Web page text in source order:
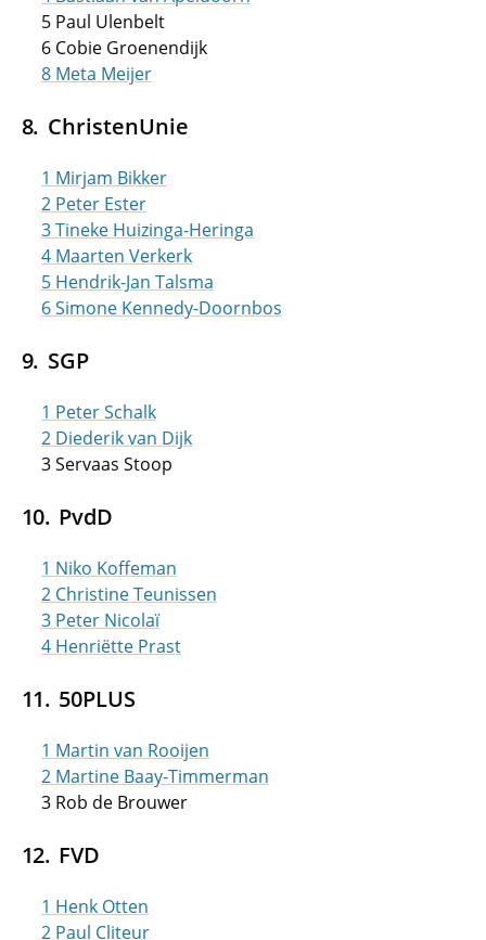
5 Paul Ulenbelt
6 Cobie Groenendijk
8 Meta Meijer
ChristenUnie
1 Mirjam Bikker
2 Peter Ester
3 Tineke Huizinga-Heringa
4 Maarten Verkerk
5 Hendrik-Jan Talsma
6 Simone Kennedy-Doornbos
SGP
1 Peter Schalk
2 Diederik van Dijk
3 Servaas Stoop
PvdD
1 Niko Koffeman
2 Christine Teunissen
3 Peter Nicolaï
4 Henriëtte Prast
50PLUS
1 Martin van Rooijen
2 Martine Baay-Timmerman
3 Rob de Brouwer
FVD
1 Henk Otten
2 Paul Cliteur